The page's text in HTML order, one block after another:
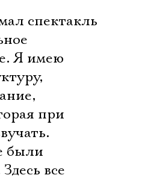
спектакль
Я имею
при
были
все